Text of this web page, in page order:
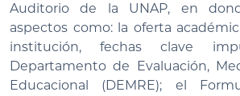
Auditorio de la UNAP, en
aspectos como: la oferta
institución, fechas clave
Departamento de Evaluación,
Educacional (DEMRE); el